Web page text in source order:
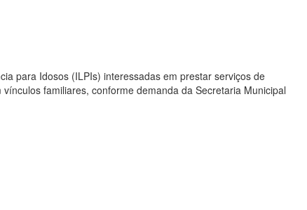
para Idosos (ILPIs) interessadas em prestar serviços de
familiares, conforme demanda da Secretaria Municipal